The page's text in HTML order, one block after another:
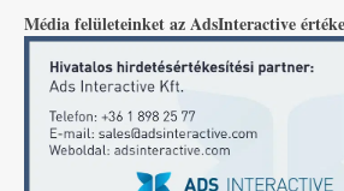
Média felületeinket az AdsInteractive